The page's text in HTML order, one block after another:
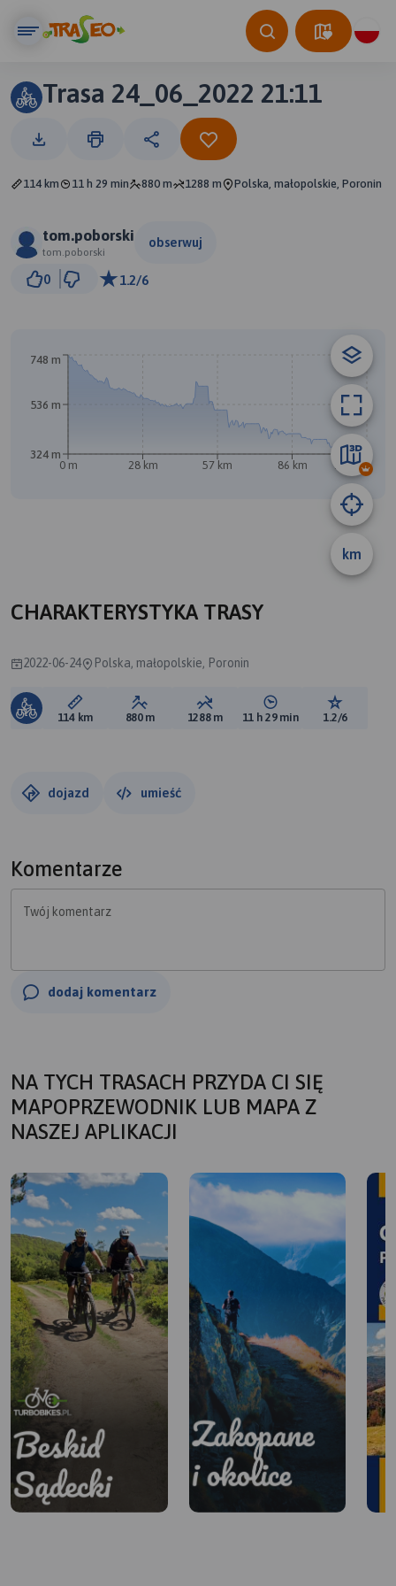
Trasa 24_06_2022 21:11
114 km 11 h 29 min 880 m 1288 m Polska, małopolskie, Poronin
tom.poborski
tom.poborski
obserwuj
0 1.2/6
B
km
0 m 28 km 57 km 86 km 114 km
324 m
536 m
748 m
CHARAKTERYSTYKA TRASY
2022-06-24 Polska, małopolskie, Poronin
Długość trasy:
114 km Suma przewyższeń:
880 m Suma spadków:
1288 m Średni czas potrzebny
11 h 29 min Ocena
1.2/6
dojazd umieść
Komentarze
Twój komentarz
dodaj komentarz
NA TYCH TRASACH PRZYDA CI SIĘ
MAPOPRZEWODNIK LUB MAPA Z
NASZEJ APLIKACJI